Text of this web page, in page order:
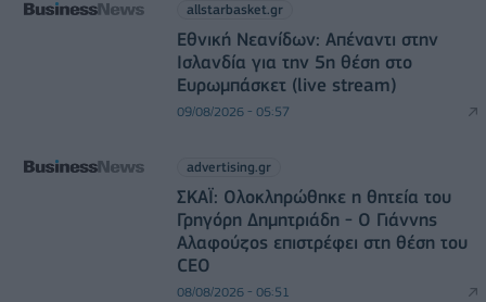
allstarbasket.gr
Εθνική Νεανίδων: Απέναντι στην
Ισλανδία για την 5η θέση στο
Ευρωμπάσκετ (live stream)
09/08/2026 - 05:57
advertising.gr
ΣΚΑΪ: Ολοκληρώθηκε η θητεία του
Γρηγόρη Δημητριάδη - Ο Γιάννης
Αλαφούζος επιστρέφει στη θέση του
CEO
08/08/2026 - 06:51